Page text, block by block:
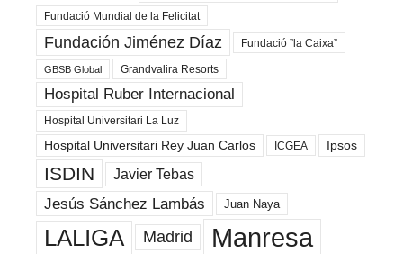
Fundació Mundial de la Felicitat
Fundación Jiménez Díaz Fundació ”la Caixa”
GBSB Global Grandvalira Resorts
Hospital Ruber Internacional
Hospital Universitari La Luz
Hospital Universitari Rey Juan Carlos ICGEA Ipsos
ISDIN Javier Tebas
Jesús Sánchez Lambás Juan Naya
LALIGA Madrid Manresa